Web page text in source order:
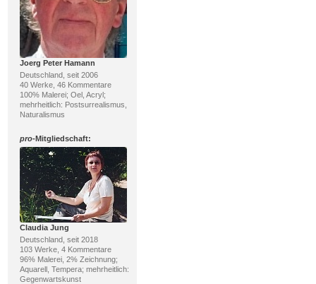
Joerg Peter Hamann
Deutschland, seit 2006
40 Werke, 46 Kommentare
100% Malerei; Oel, Acryl;
mehrheitlich: Postsurrealismus,
Naturalismus
pro-Mitgliedschaft:
Claudia Jung
Deutschland, seit 2018
103 Werke, 4 Kommentare
96% Malerei, 2% Zeichnung;
Aquarell, Tempera; mehrheitlich:
Gegenwartskunst